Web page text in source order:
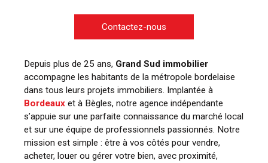
Contactez-nous
Depuis plus de 25 ans, Grand Sud immobilier
accompagne les habitants de la métropole bordelaise
dans tous leurs projets immobiliers. Implantée à
Bordeaux et à Bègles, notre agence indépendante
s’appuie sur une parfaite connaissance du marché local
et sur une équipe de professionnels passionnés. Notre
mission est simple : être à vos côtés pour vendre,
acheter, louer ou gérer votre bien, avec proximité,